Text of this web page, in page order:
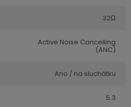
32Ω
Active Noise Cancelling
(ANC)
Ano / na sluchátku
5.3